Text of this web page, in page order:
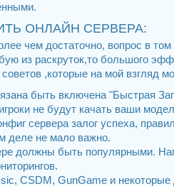
ОНЛАЙН СЕРВЕРА:
чем достаточно, вопрос в
из раскруток,то большого
,которые на мой взгляд
быть включена "Быстрая
не будут качать ваши
сервера залог успеха,
деле не мало важно.
должны быть популярными.
CSDM, GunGame и некоторые